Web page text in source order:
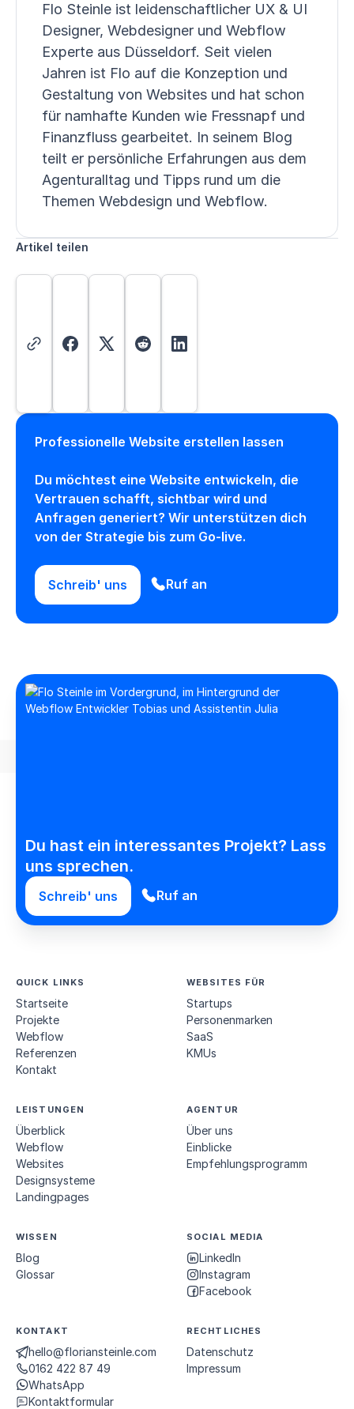
Flo Steinle ist leidenschaftlicher UX & UI
Designer, Webdesigner und Webflow
Experte aus Düsseldorf. Seit vielen
Jahren ist Flo auf die Konzeption und
Gestaltung von Websites und hat schon
für namhafte Kunden wie Fressnapf und
Finanzfluss gearbeitet. In seinem Blog
teilt er persönliche Erfahrungen aus dem
Agenturalltag und Tipps rund um die
Themen Webdesign und Webflow.
Artikel teilen
Professionelle Website erstellen lassen
Du möchtest eine Website entwickeln, die
Vertrauen schafft, sichtbar wird und
Anfragen generiert? Wir unterstützen dich
von der Strategie bis zum Go-live.
Schreib' uns Ruf an
Du hast ein interessantes Projekt? Lass
uns sprechen.
Schreib' uns Ruf an
QUICK LINKS
Startseite
Projekte
Webflow
Referenzen
Kontakt
WEBSITES FÜR
Startups
Personen­marken
SaaS
KMUs
LEISTUNGEN
Überblick
Webflow
Websites
Designsysteme
Landingpages
AGENTUR
Über uns
Einblicke
Empfehlungs­programm
WISSEN
Blog
Glossar
SOCIAL MEDIA
LinkedIn
Instagram
Facebook
KONTAKT
hello@floriansteinle.com
0162 422 87 49
WhatsApp
Kontaktformular
RECHTLICHES
Datenschutz
Impressum